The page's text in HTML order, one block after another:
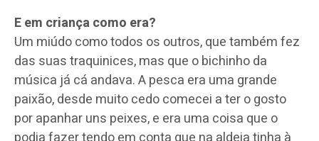
E em criança como era?
Um miúdo como todos os outros, que também fez
das suas traquinices, mas que o bichinho da
música já cá andava. A pesca era uma grande
paixão, desde muito cedo comecei a ter o gosto
por apanhar uns peixes, e era uma coisa que o